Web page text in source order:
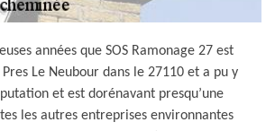
années que SOS Ramonage 27 est
Le Neubour dans le 27110 et a pu y
et est dorénavant presqu’une
les autres entreprises environnantes